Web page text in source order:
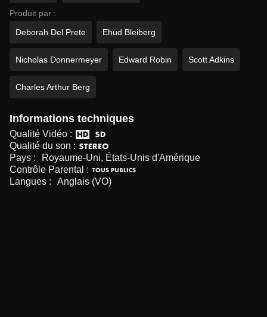
Produit par :
Deborah Del Prete
Ehud Bleiberg
Nicholas Donnermeyer Edward Robin Scott Adkins
Charles Arthur Berg
Informations techniques
Qualité Vidéo :
Qualité du son :
Pays :
Royaume-Uni, États-Unis d'Amérique
Contrôle Parental :
Langues :
Anglais (VO)